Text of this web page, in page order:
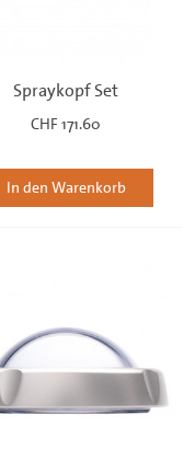
Spraykopf Set
CHF 171.60
In den Warenkorb